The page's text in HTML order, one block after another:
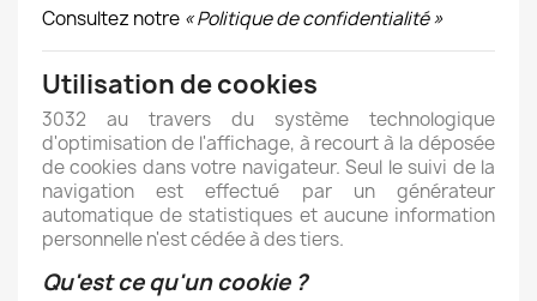
Consultez notre « Politique de confidentialité »
Utilisation de cookies
3032 au travers du système technologique
d'optimisation de l'affichage, à recourt à la déposée
de cookies dans votre navigateur. Seul le suivi de la
navigation est effectué par un générateur
automatique de statistiques et aucune information
personnelle n'est cédée à des tiers.
Qu'est ce qu'un cookie ?